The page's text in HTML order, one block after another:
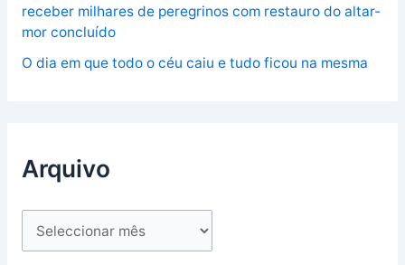
receber milhares de peregrinos com restauro do altar-
mor concluído
O dia em que todo o céu caiu e tudo ficou na mesma
Arquivo